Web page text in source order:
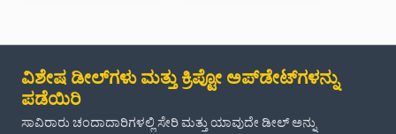
ವಿಶೇಷ ಡೀಲ್‌ಗಳು ಮತ್ತು ಕ್ರಿಪ್ಟೋ ಅಪ್‌ಡೇಟ್‌ಗಳನ್ನು
ಪಡೆಯಿರಿ
ಸಾವಿರಾರು ಚಂದಾದಾರಿಗಳಲ್ಲಿ ಸೇರಿ ಮತ್ತು ಯಾವುದೇ ಡೀಲ್ ಅನ್ನು